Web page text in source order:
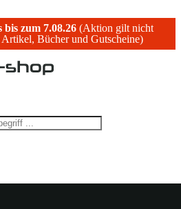
zum 7.08.26(Aktion gilt nicht
Bücher und Gutscheine)